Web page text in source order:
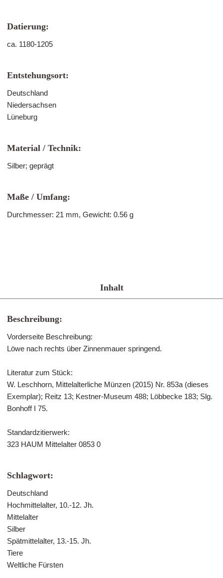
Datierung:
ca. 1180-1205
Entstehungsort:
Deutschland
Niedersachsen
Lüneburg
Material / Technik:
Silber; geprägt
Maße / Umfang:
Durchmesser: 21 mm, Gewicht: 0.56 g
Inhalt
Beschreibung:
Vorderseite Beschreibung:
Löwe nach rechts über Zinnenmauer springend.
Literatur zum Stück:
W. Leschhorn, Mittelalterliche Münzen (2015) Nr. 853a (dieses
Exemplar); Reitz 13; Kestner-Museum 488; Löbbecke 183; Slg.
Bonhoff I 75.
Standardzitierwerk:
323 HAUM Mittelalter 0853 0
Schlagwort:
Deutschland
Hochmittelalter, 10.-12. Jh.
Mittelalter
Silber
Spätmittelalter, 13.-15. Jh.
Tiere
Weltliche Fürsten